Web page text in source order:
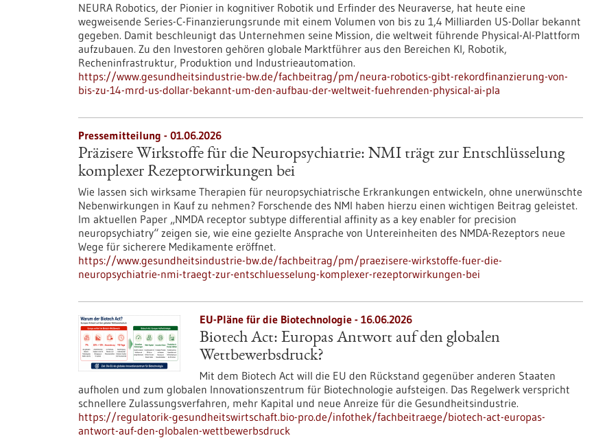
NEURA Robotics, der Pionier in kognitiver Robotik und Erfinder des Neuraverse, hat heute eine
wegweisende Series-C-Finanzierungsrunde mit einem Volumen von bis zu 1,4 Milliarden US-Dollar bekannt
gegeben. Damit beschleunigt das Unternehmen seine Mission, die weltweit führende Physical-AI-Plattform
aufzubauen. Zu den Investoren gehören globale Marktführer aus den Bereichen KI, Robotik,
Recheninfrastruktur, Produktion und Industrieautomation.
https://www.gesundheitsindustrie-bw.de/fachbeitrag/pm/neura-robotics-gibt-rekordfinanzierung-von-
bis-zu-14-mrd-us-dollar-bekannt-um-den-aufbau-der-weltweit-fuehrenden-physical-ai-pla
Pressemitteilung - 01.06.2026
Präzisere Wirkstoffe für die Neuropsychiatrie: NMI trägt zur Entschlüsselung
komplexer Rezeptorwirkungen bei
Wie lassen sich wirksame Therapien für neuropsychiatrische Erkrankungen entwickeln, ohne unerwünschte
Nebenwirkungen in Kauf zu nehmen? Forschende des NMI haben hierzu einen wichtigen Beitrag geleistet.
Im aktuellen Paper „NMDA receptor subtype differential affinity as a key enabler for precision
neuropsychiatry“ zeigen sie, wie eine gezielte Ansprache von Untereinheiten des NMDA-Rezeptors neue
Wege für sicherere Medikamente eröffnet.
https://www.gesundheitsindustrie-bw.de/fachbeitrag/pm/praezisere-wirkstoffe-fuer-die-
neuropsychiatrie-nmi-traegt-zur-entschluesselung-komplexer-rezeptorwirkungen-bei
EU-Pläne für die Biotechnologie - 16.06.2026
Biotech Act: Europas Antwort auf den globalen
Wettbewerbsdruck?
Mit dem Biotech Act will die EU den Rückstand gegenüber anderen Staaten
aufholen und zum globalen Innovationszentrum für Biotechnologie aufsteigen. Das Regelwerk verspricht
schnellere Zulassungsverfahren, mehr Kapital und neue Anreize für die Gesundheitsindustrie.
https://regulatorik-gesundheitswirtschaft.bio-pro.de/infothek/fachbeitraege/biotech-act-europas-
antwort-auf-den-globalen-wettbewerbsdruck